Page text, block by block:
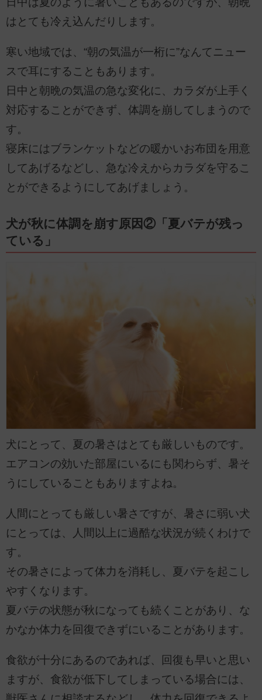
はとても冷え込んだりします。
寒い地域では、“朝の気温が一桁に”なんてニュー
スで耳にすることもあります。
日中と朝晩の気温の急な変化に、カラダが上手く
対応することができず、体調を崩してしまうので
す。
寝床にはブランケットなどの暖かいお布団を用意
してあげるなどし、急な冷えからカラダを守るこ
とができるようにしてあげましょう。
犬が秋に体調を崩す原因②「夏バテが残っ
ている」
犬にとって、夏の暑さはとても厳しいものです。
エアコンの効いた部屋にいるにも関わらず、暑そ
うにしていることもありますよね。
人間にとっても厳しい暑さですが、暑さに弱い犬
にとっては、人間以上に過酷な状況が続くわけで
す。
その暑さによって体力を消耗し、夏バテを起こし
やすくなります。
夏バテの状態が秋になっても続くことがあり、な
かなか体力を回復できずにいることがあります。
食欲が十分にあるのであれば、回復も早いと思い
ますが、食欲が低下してしまっている場合には、